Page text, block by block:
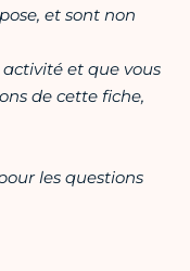
et sont non
et que vous
de cette fiche,
les questions